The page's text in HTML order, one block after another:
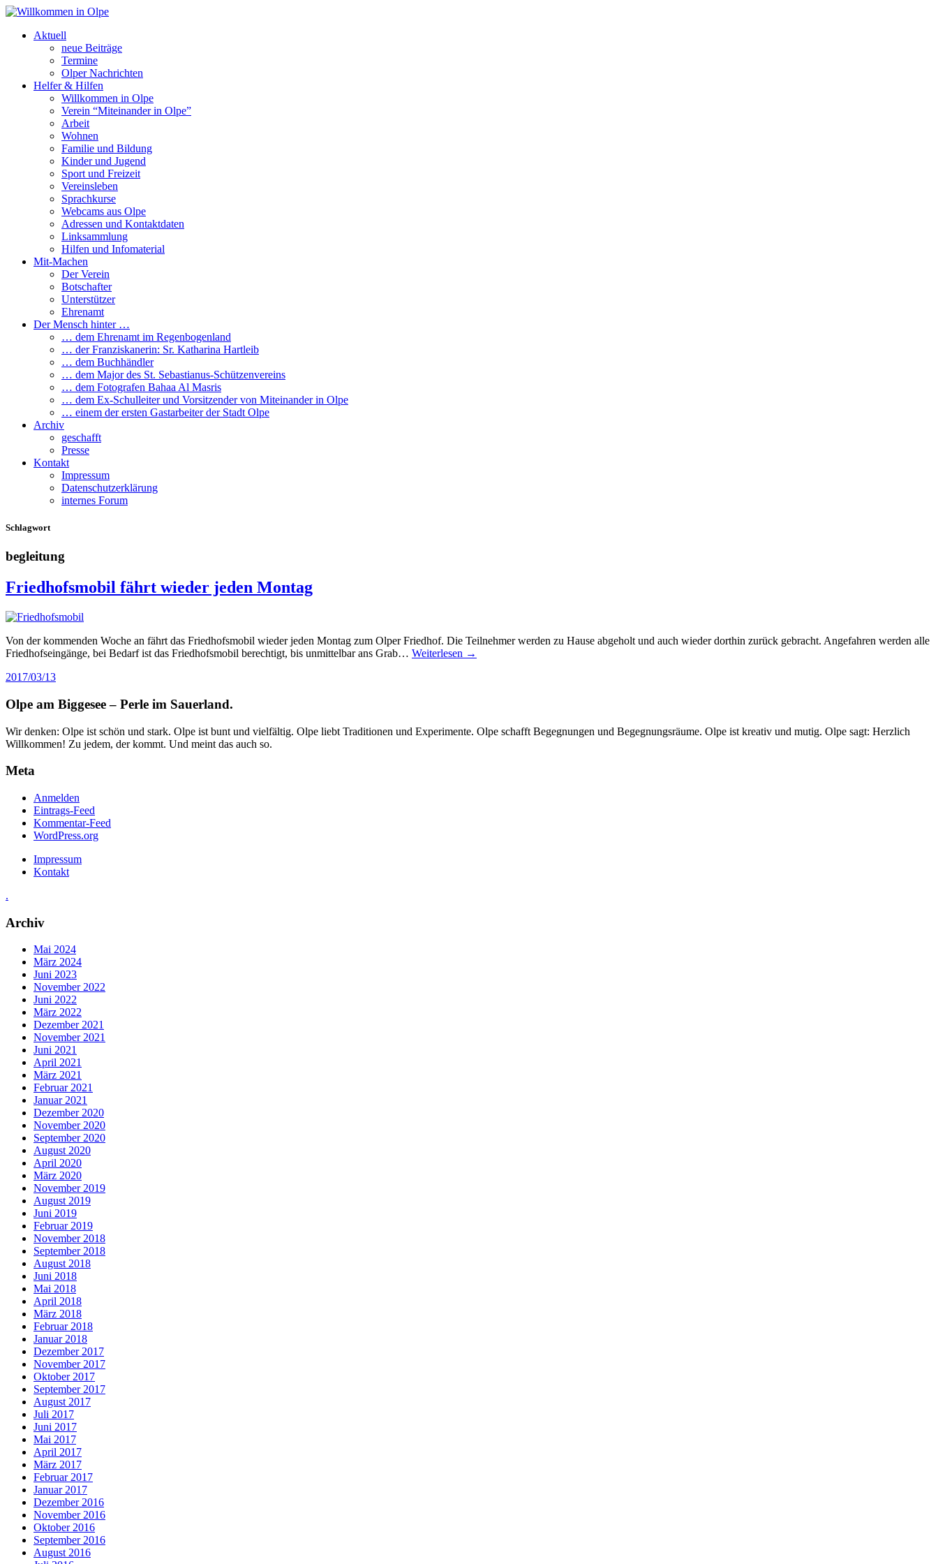
Aktuell
neue Beiträge
Termine
Olper Nachrichten
Helfer & Hilfen
Willkommen in Olpe
Verein “Miteinander in Olpe”
Arbeit
Wohnen
Familie und Bildung
Kinder und Jugend
Sport und Freizeit
Vereinsleben
Sprachkurse
Webcams aus Olpe
Adressen und Kontaktdaten
Linksammlung
Hilfen und Infomaterial
Mit-Machen
Der Verein
Botschafter
Unterstützer
Ehrenamt
Der Mensch hinter …
… dem Ehrenamt im Regenbogenland
… der Franziskanerin: Sr. Katharina Hartleib
… dem Buchhändler
… dem Major des St. Sebastianus-Schützenvereins
… dem Fotografen Bahaa Al Masris
… dem Ex-Schulleiter und Vorsitzender von Miteinander in Olpe
… einem der ersten Gastarbeiter der Stadt Olpe
Archiv
geschafft
Presse
Kontakt
Impressum
Datenschutzerklärung
internes Forum
Schlagwort
begleitung
Friedhofsmobil fährt wieder jeden Montag
Von der kommenden Woche an fährt das Friedhofsmobil wieder jeden Montag zum Olper Friedhof. Die Teilnehmer werden zu Hause abgeholt und auch wieder dorthin zurück gebracht. Angefahren werden alle
Friedhofseingänge, bei Bedarf ist das Friedhofsmobil berechtigt, bis unmittelbar ans Grab… Weiterlesen →
2017/03/13
Olpe am Biggesee – Perle im Sauerland.
Wir denken: Olpe ist schön und stark. Olpe ist bunt und vielfältig. Olpe liebt Traditionen und Experimente. Olpe schafft Begegnungen und Begegnungsräume. Olpe ist kreativ und mutig. Olpe sagt: Herzlich
Willkommen! Zu jedem, der kommt. Und meint das auch so.
Meta
Anmelden
Eintrags-Feed
Kommentar-Feed
WordPress.org
Impressum
Kontakt
.
Archiv
Mai 2024
März 2024
Juni 2023
November 2022
Juni 2022
März 2022
Dezember 2021
November 2021
Juni 2021
April 2021
März 2021
Februar 2021
Januar 2021
Dezember 2020
November 2020
September 2020
August 2020
April 2020
März 2020
November 2019
August 2019
Juni 2019
Februar 2019
November 2018
September 2018
August 2018
Juni 2018
Mai 2018
April 2018
März 2018
Februar 2018
Januar 2018
Dezember 2017
November 2017
Oktober 2017
September 2017
August 2017
Juli 2017
Juni 2017
Mai 2017
April 2017
März 2017
Februar 2017
Januar 2017
Dezember 2016
November 2016
Oktober 2016
September 2016
August 2016